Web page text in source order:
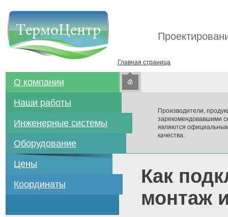
Главная страница
О компании
Наши работы
Инженерные системы
Оборудование
Цены
Координаты
Производители,
зарекомендовавшими
являются
качества.
Как
монтаж